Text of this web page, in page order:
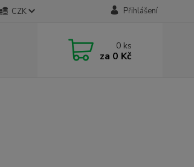
CZK Přihlášení
0 ks
za 0 Kč